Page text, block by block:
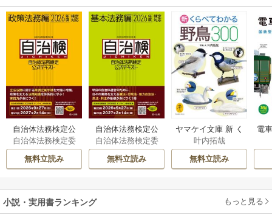
自治体法務検定公
式テキスト 政策
法務編 ２０２６
年度検定対応 1巻
自治体法務検定委
員会
無料立読み
自治体法務検定公
式テキスト 基本
法務編 ２０２６
年度検定対応 1巻
自治体法務検定委
員会
無料立読み
ヤマケイ文庫 新 く
らべてわかる野鳥3
00 1巻
叶内拓哉
無料立読み
電
小説・実用書ランキング もっと見る